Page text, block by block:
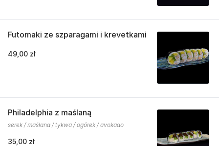
Futomaki ze szparagami i krevetkami
49,00 zł
Philadelphia z maślaną
serek / maślana / tykwa / ogórek / avokado
35,00 zł